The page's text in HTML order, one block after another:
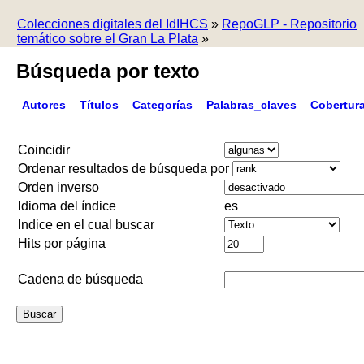
Colecciones digitales del IdIHCS » RepoGLP - Repositorio
temático sobre el Gran La Plata »
Búsqueda por texto
Autores Títulos Categorías Palabras_claves
Coincidir
Ordenar resultados de búsqueda por
Orden inverso
Idioma del índice
es
Indice en el cual buscar
Hits por página
Cadena de búsqueda